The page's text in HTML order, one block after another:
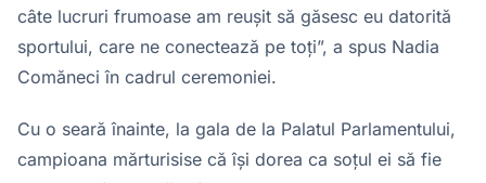
câte lucruri frumoase am reușit să găsesc eu datorită
sportului, care ne conectează pe toți”, a spus Nadia
Comăneci în cadrul ceremoniei.
Cu o seară înainte, la gala de la Palatul Parlamentului,
campioana mărturisise că își dorea ca soțul ei să fie